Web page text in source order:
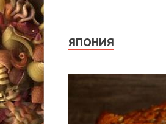
ЯПОНИЯ